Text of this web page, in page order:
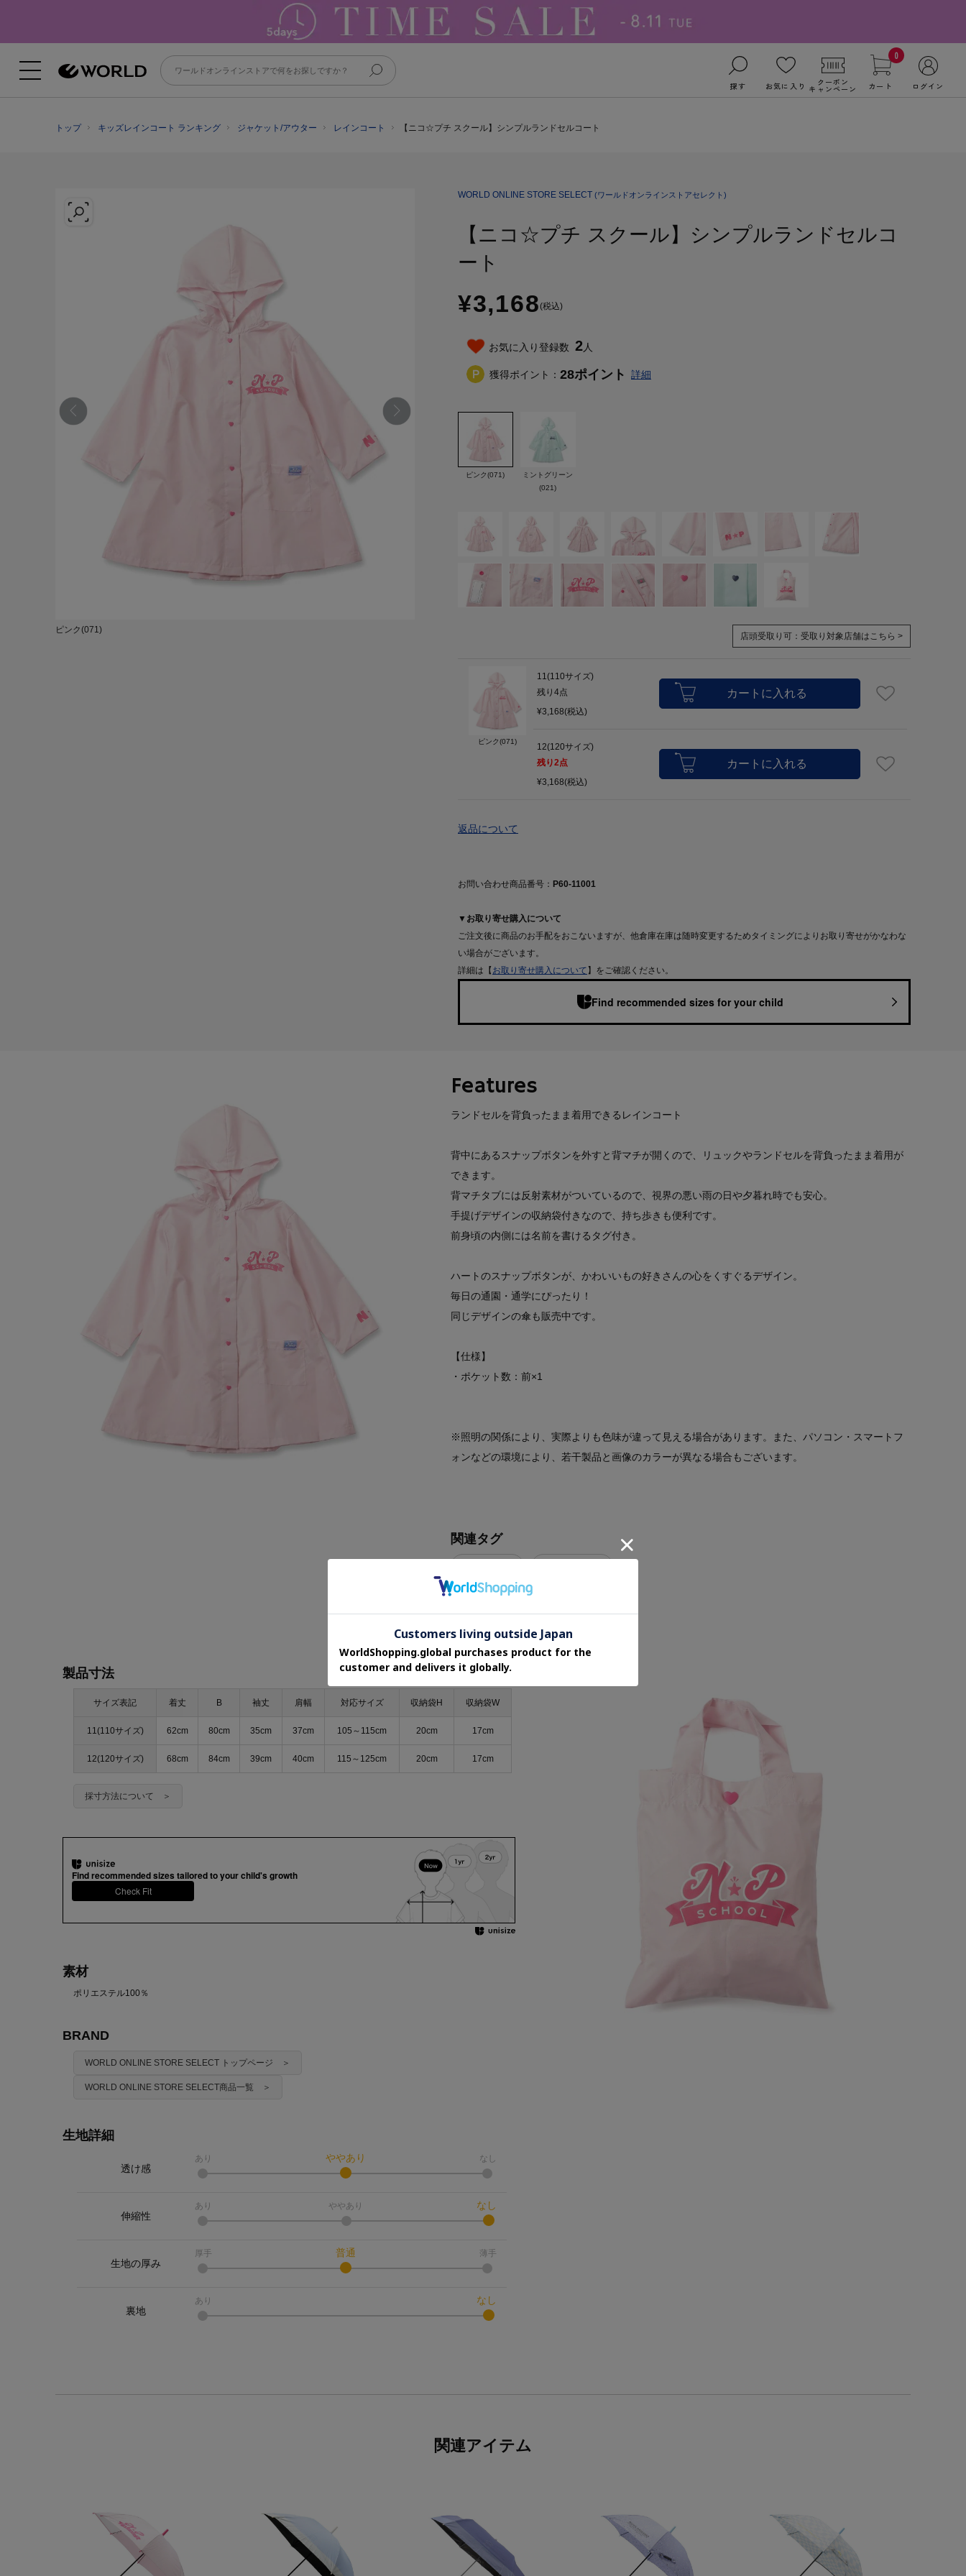
探す お気に入り クーポン
キャンペーン
0
カート ログイン
トップ キッズレインコート ランキング ジャケット/アウター レインコート 【ニコ☆プチ スクール】シンプルランドセルコート
ピンク(071)
WORLD ONLINE STORE SELECT (ワールドオンラインストアセレクト)
【ニコ☆プチ スクール】シンプルランドセルコ
ート
¥3,168(税込)
お気に入り登録数 2人
獲得ポイント： 28ポイント 詳細
ピンク(071)
ミントグリーン
(021)
店頭受取り可： 受取り対象店舗はこちら >
ピンク(071)
11(110サイズ)
残り 4点
¥3,168(税込)
12(120サイズ)
残り2点
¥3,168(税込)
返品について
お問い合わせ商品番号： P60-11001
▼お取り寄せ購入について
ご注文後に商品のお手配をおこないますが、他倉庫在庫は随時変更するためタイミングによりお取り寄せがかなわな
い場合がございます。
詳細は【 お取り寄せ購入について 】をご確認ください。
Find recommended sizes for your child
Features
ランドセルを背負ったまま着用できるレインコート
背中にあるスナップボタンを外すと背マチが開くので、リュックやランドセルを背負ったまま着用が
できます。
背マチタブには反射素材がついているので、視界の悪い雨の日や夕暮れ時でも安心。
手提げデザインの収納袋付きなので、持ち歩きも便利です。
前身頃の内側には名前を書けるタグ付き。
ハートのスナップボタンが、かわいいもの好きさんの心をくすぐるデザイン。
毎日の通園・通学にぴったり！
同じデザインの傘も販売中です。
【仕様】
・ポケット数：前×1
※照明の関係により、実際よりも色味が違って見える場合があります。また、パソコン・スマートフ
ォンなどの環境により、若干製品と画像のカラーが異なる場合もございます。
関連タグ
製品寸法
サイズ表記 着丈 B 袖丈 肩幅 対応サイズ 収納袋H 収納袋W
11(110サイズ) 62cm 80cm 35cm 37cm 105～115cm 20cm 17cm
12(120サイズ) 68cm 84cm 39cm 40cm 115～125cm 20cm 17cm
採寸方法について ＞
Find recommended sizes tailored to your child's growth
Check Fit
素材
ポリエステル100％
BRAND
WORLD ONLINE STORE SELECT トップページ ＞
WORLD ONLINE STORE SELECT商品一覧 ＞
生地詳細
透け感
あり ややあり なし
伸縮性
あり ややあり なし
生地の厚み
厚手 普通 薄手
裏地
あり なし
関連アイテム